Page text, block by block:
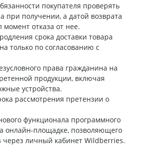
покупателя проверять
при получении, а датой возврата
момент отказа от нее.
срока доставки товара
только по согласованию с
права гражданина на
продукции, включая
устройства.
рассмотрения претензии о
функционала программного
онлайн-площадке, позволяющего
через личный кабинет Wildberries.